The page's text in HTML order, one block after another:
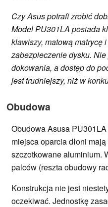
Czy Asus potrafi zrobić
Model PU301LA posiada
klawiszy, matową matrycę
zabezpieczenie dysku.
dokowania, a dostęp do
jest trudniejszy, niż w
Obudowa
Obudowa Asusa
miejsca oparcia dłoni
szczotkowane aluminium.
palców (reszta obudowy
Konstrukcja nie jest
oczekiwać. Jednostkę